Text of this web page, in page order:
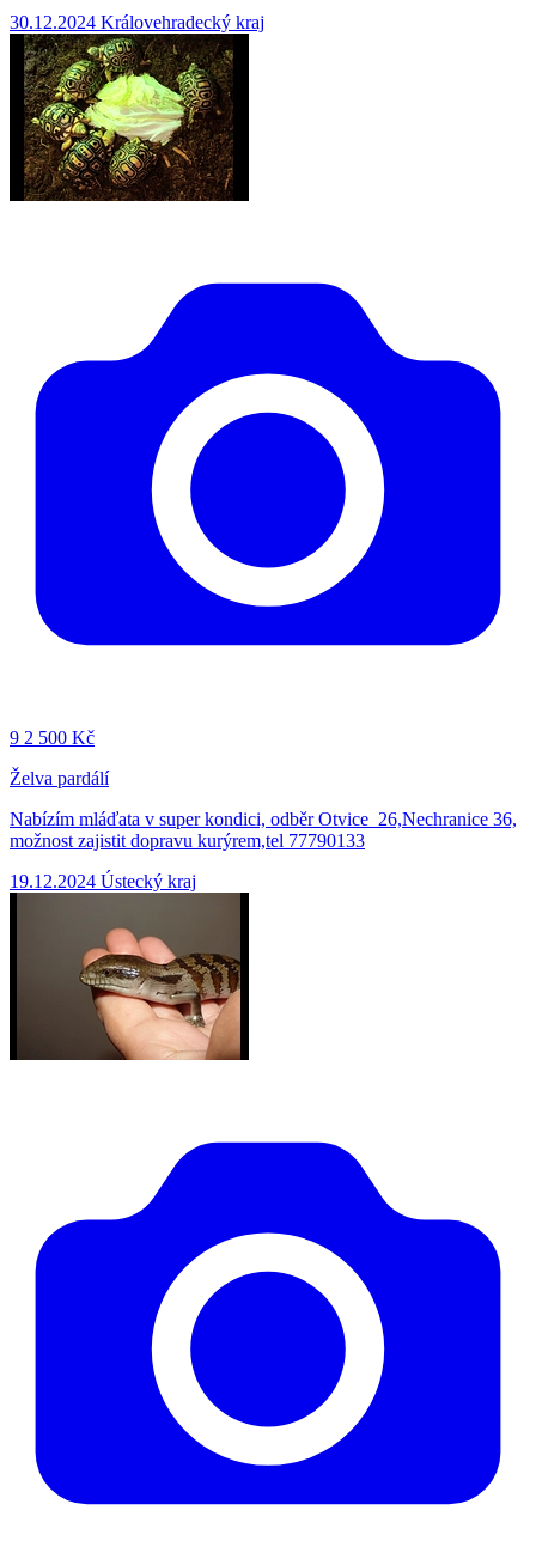
30.12.2024 Královehradecký kraj
9 2 500 Kč
Želva pardálí
Nabízím mláďata v super kondici, odběr Otvice 26,Nechranice 36,
možnost zajistit dopravu kurýrem,tel 77790133
19.12.2024 Ústecký kraj